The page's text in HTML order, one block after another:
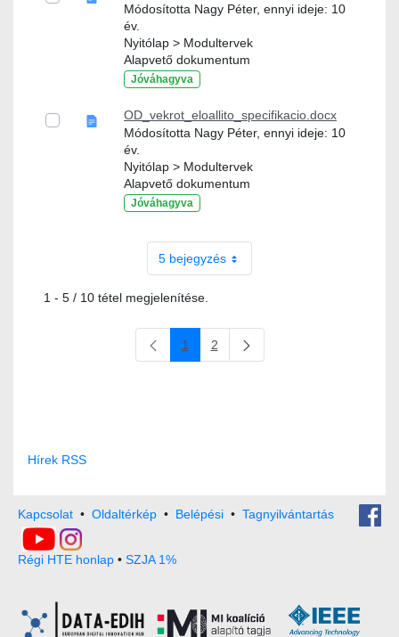
Módosította Nagy Péter, ennyi ideje: 10
év.
Nyitólap > Modultervek
Alapvető dokumentum
Jóváhagyva
OD_vekrot_eloallito_specifikacio.docx
Módosította Nagy Péter, ennyi ideje: 10
év.
Nyitólap > Modultervek
Alapvető dokumentum
Jóváhagyva
5 bejegyzés
1 - 5 / 10 tétel megjelenítése.
Oldal
1 Oldal
2
Hírek RSS
Kapcsolat • Oldaltérkép • Belépési • Tagnyilvántartás
Régi HTE honlap • SZJA 1%